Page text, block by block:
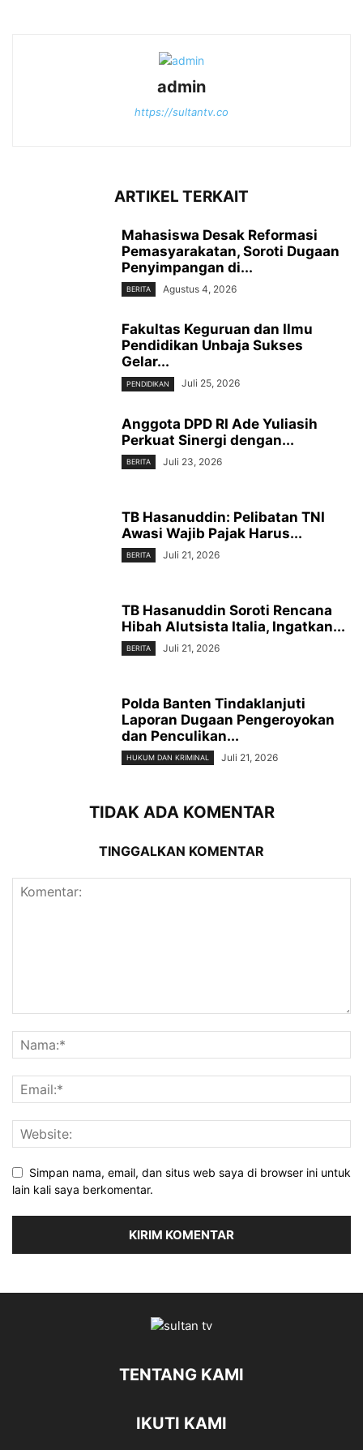
admin
https://sultantv.co
ARTIKEL TERKAIT
Mahasiswa Desak Reformasi
Pemasyarakatan, Soroti Dugaan
Penyimpangan di...
BERITA Agustus 4, 2026
Fakultas Keguruan dan Ilmu
Pendidikan Unbaja Sukses
Gelar...
PENDIDIKAN Juli 25, 2026
Anggota DPD RI Ade Yuliasih
Perkuat Sinergi dengan...
BERITA Juli 23, 2026
TB Hasanuddin: Pelibatan TNI
Awasi Wajib Pajak Harus...
BERITA Juli 21, 2026
TB Hasanuddin Soroti Rencana
Hibah Alutsista Italia, Ingatkan...
BERITA Juli 21, 2026
Polda Banten Tindaklanjuti
Laporan Dugaan Pengeroyokan
dan Penculikan...
HUKUM DAN KRIMINAL Juli 21, 2026
TIDAK ADA KOMENTAR
TINGGALKAN KOMENTAR
Simpan nama, email, dan situs web saya di browser ini untuk
lain kali saya berkomentar.
TENTANG KAMI
IKUTI KAMI